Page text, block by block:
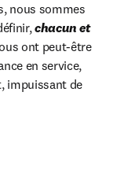
nous sommes
chacun et
ont peut-être
en service,
impuissant de